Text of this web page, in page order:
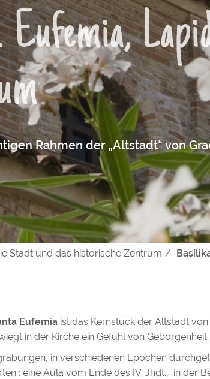
DIENSTLEISTUNGEN
Rahmen der „Altstadt“ von
Stadt und das historische Zentrum
Eufemia ist das Kernstück der Altstadt
in der Kirche ein Gefühl von Geborgenheit.
in verschiedenen Epochen
: eine Aula vom Ende des IV. Jhdt., in der